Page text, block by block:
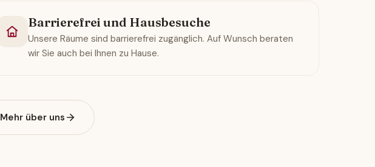
Barrierefrei und Hausbesuche
Unsere Räume sind barrierefrei zugänglich. Auf Wunsch beraten
wir Sie auch bei Ihnen zu Hause.
Mehr über uns